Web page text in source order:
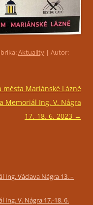
Aktuality | Autor:
města Mariánské Lázně
a Memoriál Ing. V. Nágra
17.-18. 6. 2023 →
Ing. Václava Nágra 13. –
Ing. V. Nágra 17.-18. 6.